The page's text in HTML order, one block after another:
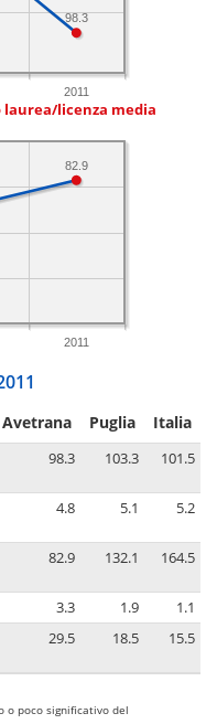
2011
98.3
licenza media
2011
82.9
Avetrana Puglia Italia
98.3 103.3 101.5
4.8 5.1 5.2
82.9 132.1 164.5
3.3 1.9
1.1
29.5 18.5 15.5
o poco significativo del